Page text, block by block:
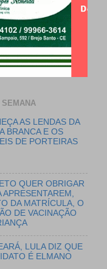
AS LENDAS DA
BRANCA E OS
DE PORTEIRAS
QUER OBRIGAR
APRESENTAREM,
DA MATRÍCULA, O
DE VACINAÇÃO
LULA DIZ QUE
É ELMANO